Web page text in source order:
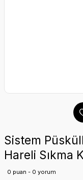
Sistem
Hareli Sıkma
0 puan - 0 yorum